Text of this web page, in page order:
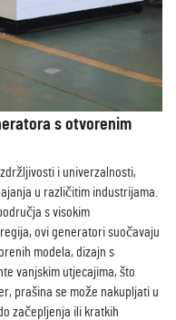
s otvorenim
i univerzalnosti,
u različitim industrijama.
s visokim
ovi generatori suočavaju
modela, dizajn s
vanjskim utjecajima, što
prašina se može nakupljati u
začepljenja ili kratkih